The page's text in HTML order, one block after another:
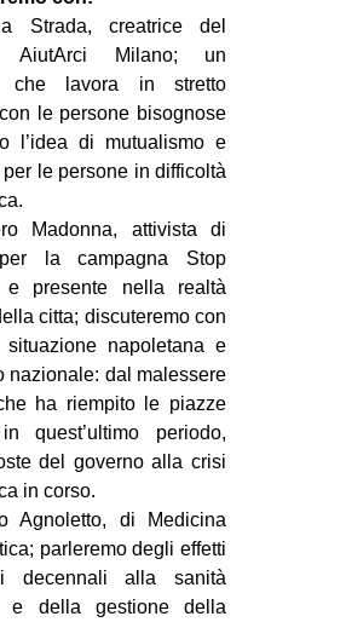
SPAZI
SPORT POPOLARE
MOVIMENTI
AMBIENTE
ALL’ABITARE
MIGRAZIONI
PRECARIATO
REPRESSIONE
STUDENTI
CULTURE
ARTE
CINEMA
MANIFESTI
Strada, creatrice del
AiutArci Milano; un
che lavora in stretto
le persone bisognose
l’idea di mutualismo e
le persone in difficoltà
Madonna, attivista di
la campagna Stop
e presente nella realtà
citta; discuteremo con
situazione napoletana e
nazionale: dal malessere
ha riempito le piazze
quest’ultimo periodo,
del governo alla crisi
in corso.
Agnoletto, di Medicina
parleremo degli effetti
decennali alla sanità
e della gestione della